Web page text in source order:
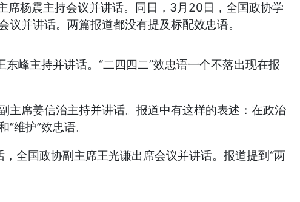
席杨震主持会议并讲话。同日，3月20日，全国政协学
并讲话。两篇报道都没有提及标配效忠语。
峰主持并讲话。“二四四二”效忠语一个不落出现在报
主席姜信治主持并讲话。报道中有这样的表述：在政治
维护”效忠语。
全国政协副主席王光谦出席会议并讲话。报道提到“两